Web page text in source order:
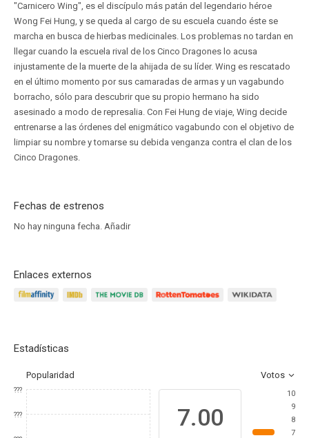
"Carnicero Wing", es el discípulo más patán del legendario héroe
Wong Fei Hung, y se queda al cargo de su escuela cuando éste se
marcha en busca de hierbas medicinales. Los problemas no tardan en
llegar cuando la escuela rival de los Cinco Dragones lo acusa
injustamente de la muerte de la ahijada de su líder. Wing es rescatado
en el último momento por sus camaradas de armas y un vagabundo
borracho, sólo para descubrir que su propio hermano ha sido
asesinado a modo de represalia. Con Fei Hung de viaje, Wing decide
entrenarse a las órdenes del enigmático vagabundo con el objetivo de
limpiar su nombre y tomarse su debida venganza contra el clan de los
Cinco Dragones.
Fechas de estrenos
No hay ninguna fecha. Añadir
Enlaces externos
Estadísticas
Popularidad Votos
???
??? 7.00
10
9
8
7